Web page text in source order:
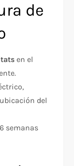
de
en el
del
semanas